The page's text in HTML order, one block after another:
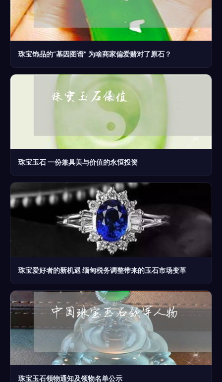
珠宝饰品的“基因图谱” 为啥商家偏爱赌对了原石？
珠宝玉石 一份兼具美与价值的永恒投资
珠宝爱好者的新机遇 缅甸税务调整带来的玉石市场变革
珠宝玉石领物通知及领物名单公示